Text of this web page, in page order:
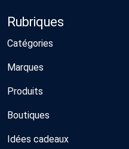
Rubriques
Catégories
Marques
Produits
Boutiques
Idées cadeaux